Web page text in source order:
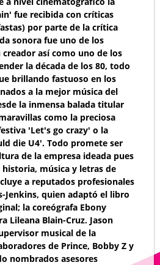
fue recibida con críticas
por parte de la crítica
sonora fue uno de los
así como uno de los
la década de los 80, todo
brillando fastuoso en los
a la mejor música del
la inmensa balada titular
como la preciosa
'Let's go crazy' o la
die U4'. Todo promete ser
de la empresa ideada pues
música y letras de
a reputados profesionales
Jenkins, quien adaptó el libro
la coreógrafa Ebony
Lileana Blain-Cruz. Jason
musical de la
de Prince, Bobby Z y
nombrados asesores